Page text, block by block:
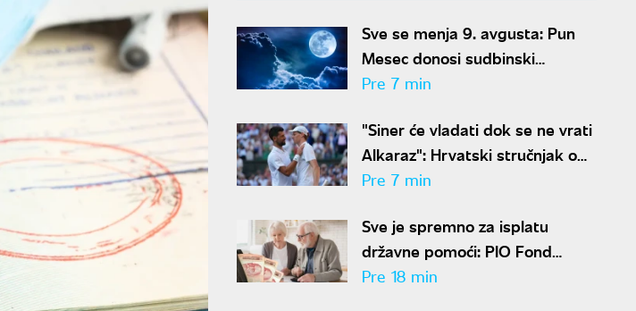
Sve se menja 9. avgusta: Pun
Mesec donosi sudbinski
preokret za ove znakove
Pre 7 min
"Siner će vladati dok se ne vrati
Alkaraz": Hrvatski stručnjak o
teniskom vrhu i gde vidi
Pre 7 min
Sve je spremno za isplatu
državne pomoći: PIO Fond
saopštio kada penzioneri
Pre 18 min